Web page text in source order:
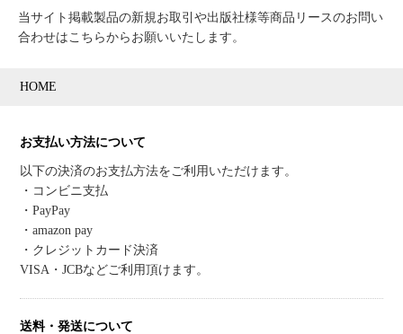
当サイト掲載製品の新規お取引や出版社様等商品リースのお問い
合わせはこちらからお願いいたします。
HOME
お支払い方法について
以下の決済のお支払方法をご利用いただけます。
・コンビニ支払
・PayPay
・amazon pay
・クレジットカード決済
VISA・JCBなどご利用頂けます。
送料・発送について